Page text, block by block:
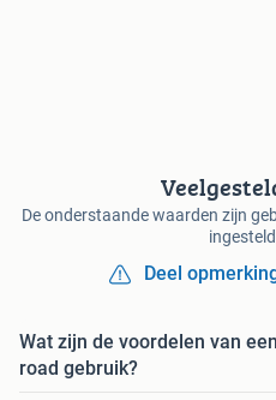
De onderstaande waarden zijn
Deel
Wat zijn de voordelen van
road gebruik?